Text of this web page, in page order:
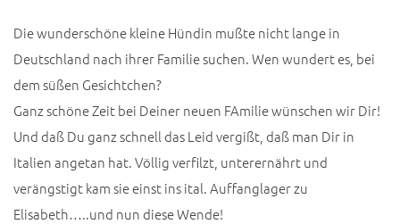
Die wunderschöne kleine Hündin mußte nicht lange in
Deutschland nach ihrer Familie suchen. Wen wundert es, bei
dem süßen Gesichtchen?
Ganz schöne Zeit bei Deiner neuen FAmilie wünschen wir Dir!
Und daß Du ganz schnell das Leid vergißt, daß man Dir in
Italien angetan hat. Völlig verfilzt, unterernährt und
verängstigt kam sie einst ins ital. Auffanglager zu
Elisabeth…..und nun diese Wende!